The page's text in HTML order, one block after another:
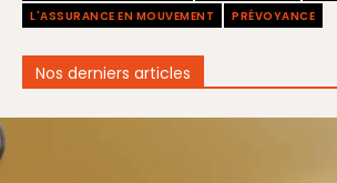
L'ASSURANCE EN MOUVEMENT
PRÉVOYANCE
Nos derniers articles